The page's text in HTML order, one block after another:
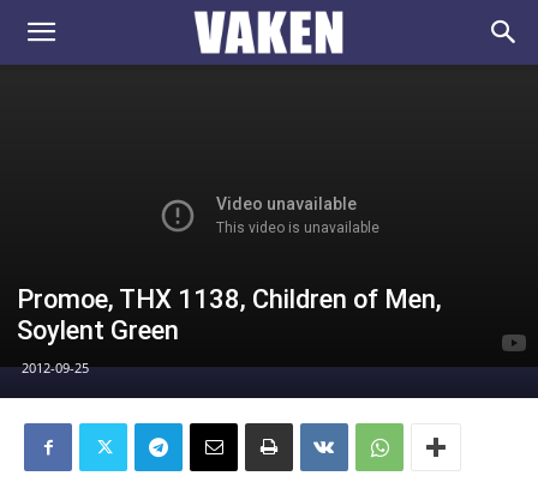
VAKEN.se
Promoe, THX 1138, Children of Men,
Soylent Green
2012-09-25